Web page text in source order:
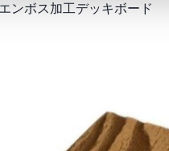
ンボス加工デッキボード